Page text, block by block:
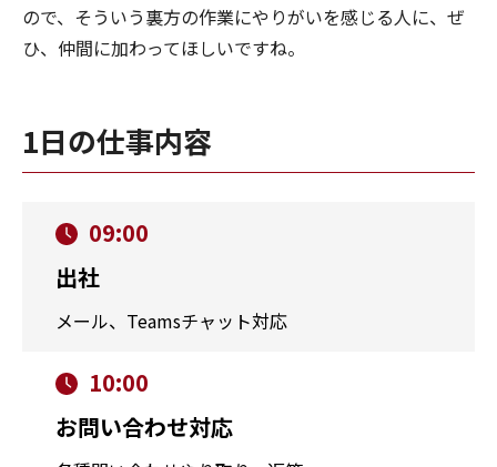
ので、そういう裏方の作業にやりがいを感じる人に、ぜ
ひ、仲間に加わってほしいですね。
1日の仕事内容
09:00
出社
メール、Teamsチャット対応
10:00
お問い合わせ対応